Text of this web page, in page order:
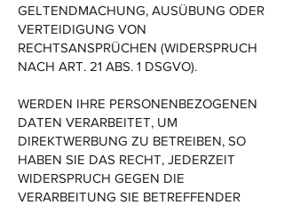
GELTENDMACHUNG, AUSÜBUNG ODER
VERTEIDIGUNG VON
RECHTSANSPRÜCHEN (WIDERSPRUCH
NACH ART. 21 ABS. 1 DSGVO).
WERDEN IHRE PERSONENBEZOGENEN
DATEN VERARBEITET, UM
DIREKTWERBUNG ZU BETREIBEN, SO
HABEN SIE DAS RECHT, JEDERZEIT
WIDERSPRUCH GEGEN DIE
VERARBEITUNG SIE BETREFFENDER